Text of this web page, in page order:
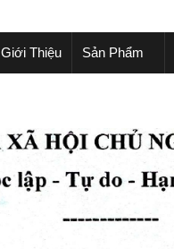
Giới Thiệu Sản Phẩm